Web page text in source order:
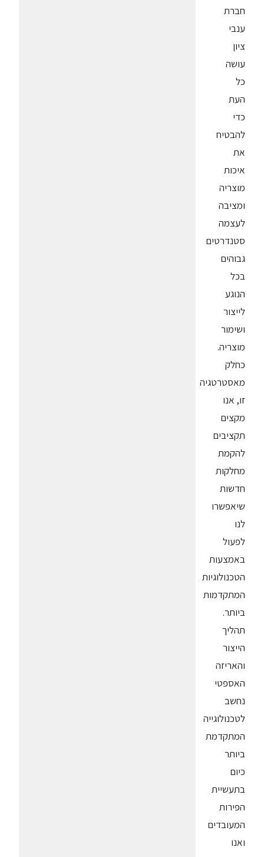
חברת
ענבי
ציון
עושה
כל
העת
כדי
להבטיח
את
איכות
מוצריה
ומציבה
לעצמה
סטנדרטים
גבוהים
בכל
הנוגע
לייצור
ושימור
מוצריה.
כחלק
מאסטרטגיה
זו, אנו
מקצים
תקציבים
להקמת
מחלקות
חדשות
שיאפשרו
לנו
לפעול
באמצעות
הטכנולוגיות
המתקדמות
ביותר.
תהליך
הייצור
והאריזה
האספטי
נחשב
לטכנולוגייה
המתקדמת
ביותר
כיום
בתעשיית
הפירות
המעובדים
ואנו